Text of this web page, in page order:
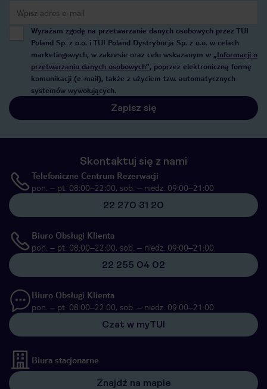
Wyrażam zgodę na przetwarzanie danych osobowych przez TUI
Poland Sp. z o.o. i TUI Poland Dystrybucja Sp. z o.o. w celach
marketingowych, w zakresie oraz celu wskazanym w „Informacji o
przetwarzaniu danych osobowych”, poprzez elektroniczną formę
komunikacji (e-mail), także z użyciem tzw. automatycznych
systemów wywołujących.
Zapisz się
Skontaktuj się z nami
Telefoniczne Centrum Rezerwacji
pon. – pt. 08:00–22:00, sob. – niedz. 09:00–21:00
22 270 31 20
Biuro Obsługi Klienta
pon. – pt. 08:00–22:00, sob. – niedz. 09:00–21:00
22 255 04 02
Biuro Obsługi Klienta
pon. – pt. 08:00–22:00, sob. – niedz. 09:00–21:00
Czat w myTUI
Biura stacjonarne
Znajdź na mapie